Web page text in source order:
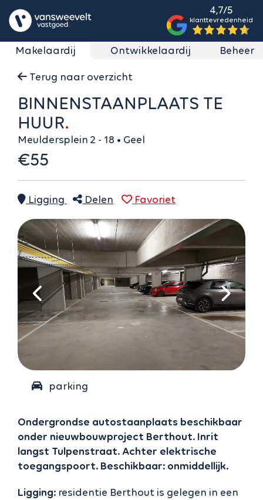
4,7/5
klanttevredenheid
Makelaardij Ontwikkelaardij Beheer
Terug naar overzicht
BINNENSTAANPLAATS TE
HUUR
Meuldersplein 2 - 18 • Geel
€55
Ligging Delen Favoriet
parking
Ondergrondse autostaanplaats beschikbaar
onder nieuwbouwproject Berthout. Inrit
langst Tulpenstraat. Achter elektrische
toegangspoort. Beschikbaar: onmiddellijk.
Ligging: residentie Berthout is gelegen in een